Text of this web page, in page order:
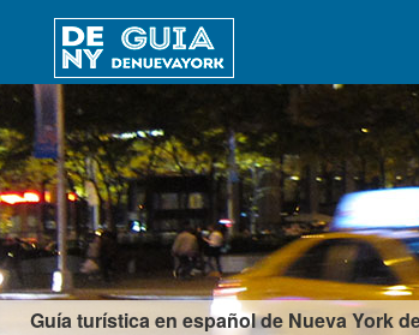
Guía turística en español de Nueva York